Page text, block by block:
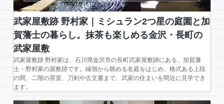
武家屋敷跡 野村家｜ミシュラン2つ星の庭園と加
賀藩士の暮らし。抹茶も楽しめる金沢・長町の
武家屋敷
武家屋敷跡 野村家は、石川県金沢市の長町武家屋敷跡にある、加賀藩
士・野村家の屋敷跡です。縁側から眺める名庭をはじめ、格式ある上段
の間、二階の茶室、刀剣や古文書まで、武家の住まいを間近に見学でき
ます。